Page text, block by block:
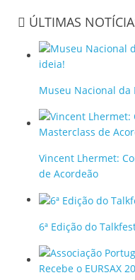
ÚLTIMAS
Museu Nacional da
Vincent Lhermet:
de Acordeão
6ª Edição do